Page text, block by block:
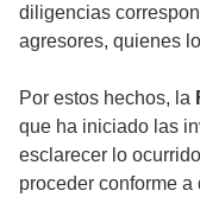
diligencias
agresores, quienes
Por estos hechos, la
que ha iniciado las
esclarecer lo
proceder conforme a